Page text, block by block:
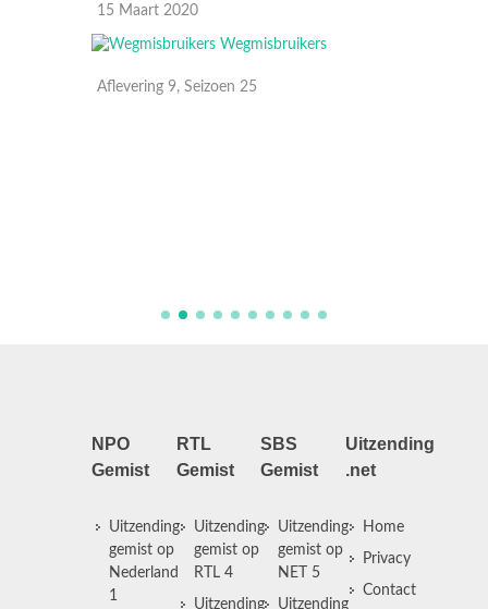
15 Maart 2020
Aflevering 9, Seizoen 25
NPO
Gemist
Uitzending
gemist op
Nederland
1
RTL
Gemist
Uitzending
gemist op
RTL 4
Uitzending
SBS
Gemist
Uitzending
gemist op
NET 5
Uitzending
Uitzending
.net
Home
Privacy
Contact